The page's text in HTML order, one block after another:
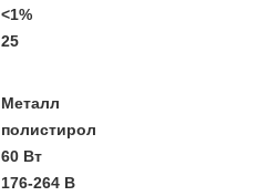
<1%
25
Металл
полистирол
60 Вт
176-264 В